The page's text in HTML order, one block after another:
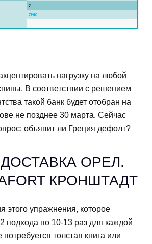
нагрузку на любой
В соответствии с решением
такой банк будет отобран на
не позднее 30 марта. Сейчас
объявит ли Греция дефолт?
ОРЕЛ.
КРОНШТАДТ
этого упражнения, которое
подхода по 10-13 раз для каждой
толстая книга или